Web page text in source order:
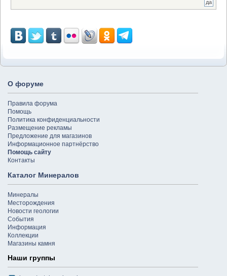
О форуме
Правила форума
Помощь
Политика конфиденциальности
Размещение рекламы
Предложение для магазинов
Информационное партнёрство
Помощь сайту
Контакты
Каталог Минералов
Минералы
Месторождения
Новости геологии
События
Информация
Коллекции
Магазины камня
Наши группы